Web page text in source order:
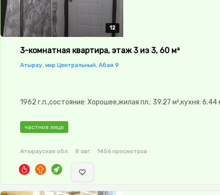
12
12
12
12
12
3-комнатная квартира, этаж 3 из 3, 60 м²
Атырау, мкр Центральный, Абая 9
1962 г.п.,состояние: Хорошее,жилая пл.: 39.27 м²,кухня: 6.44
частное лицо
Атырауская обл. 8 авг. 1456 просмотров